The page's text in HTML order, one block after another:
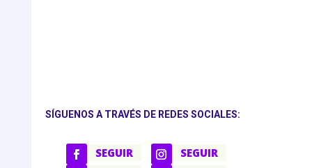
SÍGUENOS A TRAVÉS DE REDES SOCIALES:
SEGUIR
SEGUIR